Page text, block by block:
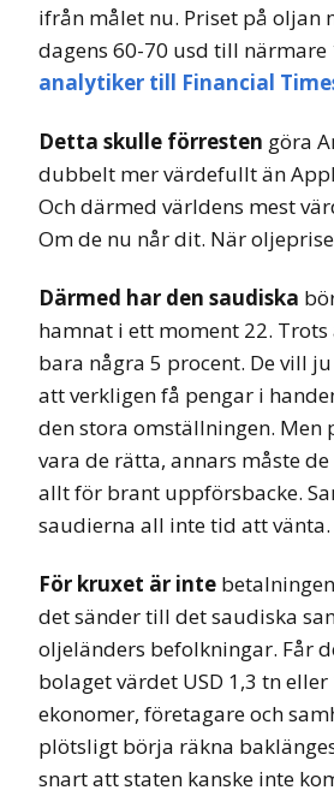
ifrån målet nu. Priset på oljan
dagens 60-70 usd till närmare
analytiker till Financial
Detta skulle förresten göra
dubbelt mer värdefullt än
Och därmed världens mest
Om de nu når dit. När
Därmed har den saudiska
hamnat i ett moment 22.
bara några 5 procent. De vill
att verkligen få pengar i
den stora omställningen. Men
vara de rätta, annars måste
allt för brant uppförsbacke.
saudierna all inte tid att vänta.
För kruxet är inte
det sänder till det saudiska
oljeländers befolkningar. Får
bolaget värdet USD 1,3 tn eller
ekonomer, företagare och
plötsligt börja räkna
snart att staten kanske inte